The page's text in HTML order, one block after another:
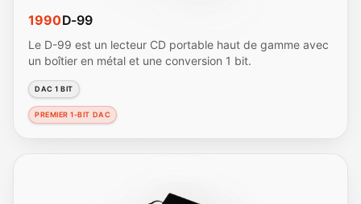
1990D-99
Le D-99 est un lecteur CD portable haut de gamme avec
un boîtier en métal et une conversion 1 bit.
DAC 1 BIT
PREMIER 1-BIT DAC